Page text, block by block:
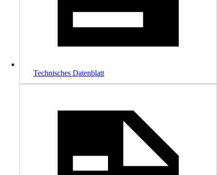
Technisches Datenblatt